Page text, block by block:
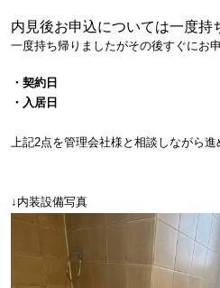
内見後お申込については一度持
一度持ち帰りましたがその後すぐにお
・契約日
・入居日
上記2点を管理会社様と相談しながら進
↓内装設備写真